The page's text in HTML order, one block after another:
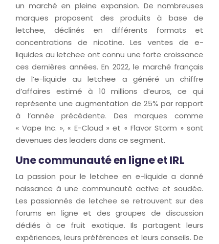
un marché en pleine expansion. De nombreuses
marques proposent des produits à base de
letchee, déclinés en différents formats et
concentrations de nicotine. Les ventes de e-
liquides au letchee ont connu une forte croissance
ces dernières années. En 2022, le marché français
de l’e-liquide au letchee a généré un chiffre
d’affaires estimé à 10 millions d’euros, ce qui
représente une augmentation de 25% par rapport
à l’année précédente. Des marques comme
« Vape Inc. », « E-Cloud » et « Flavor Storm » sont
devenues des leaders dans ce segment.
Une communauté en ligne et IRL
La passion pour le letchee en e-liquide a donné
naissance à une communauté active et soudée.
Les passionnés de letchee se retrouvent sur des
forums en ligne et des groupes de discussion
dédiés à ce fruit exotique. Ils partagent leurs
expériences, leurs préférences et leurs conseils. De